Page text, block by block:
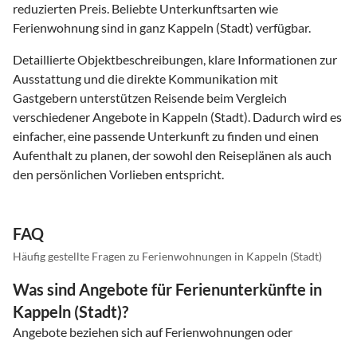
reduzierten Preis. Beliebte Unterkunftsarten wie
Ferienwohnung sind in ganz Kappeln (Stadt) verfügbar.
Detaillierte Objektbeschreibungen, klare Informationen zur
Ausstattung und die direkte Kommunikation mit
Gastgebern unterstützen Reisende beim Vergleich
verschiedener Angebote in Kappeln (Stadt). Dadurch wird es
einfacher, eine passende Unterkunft zu finden und einen
Aufenthalt zu planen, der sowohl den Reiseplänen als auch
den persönlichen Vorlieben entspricht.
FAQ
Häufig gestellte Fragen zu Ferienwohnungen in Kappeln (Stadt)
Was sind Angebote für Ferienunterkünfte in
Kappeln (Stadt)?
Angebote beziehen sich auf Ferienwohnungen oder